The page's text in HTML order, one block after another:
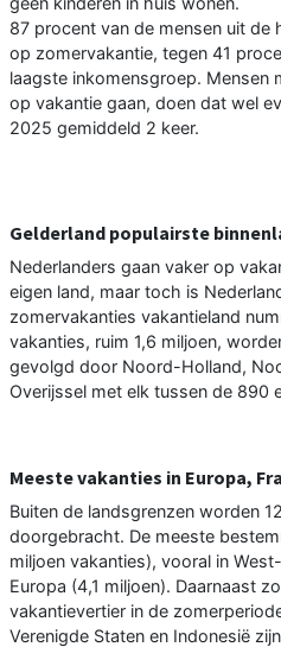
87 procent van de mensen uit
op zomervakantie, tegen 41
laagste inkomensgroep. Mensen
op vakantie gaan, doen dat wel
2025 gemiddeld 2 keer.
Gelderland populairste
Nederlanders gaan vaker op
eigen land, maar toch is
zomervakanties vakantieland
vakanties, ruim 1,6 miljoen,
gevolgd door Noord-Holland,
Overijssel met elk tussen de 890
Meeste vakanties in Europa,
Buiten de landsgrenzen worden
doorgebracht. De meeste
miljoen vakanties), vooral in
Europa (4,1 miljoen). Daarnaast
vakantievertier in de
Verenigde Staten en Indonesië